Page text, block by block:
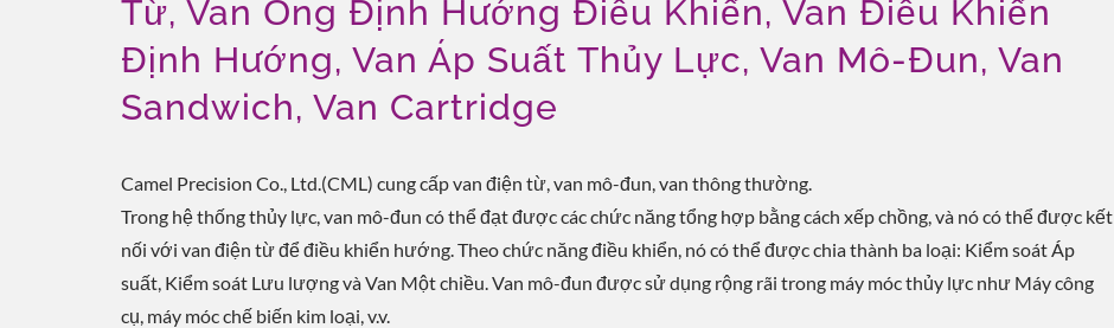
Từ, Van Ống Định Hướng Điều Khiển, Van Điều Khiển
Định Hướng, Van Áp Suất Thủy Lực, Van Mô-Đun, Van
Sandwich, Van Cartridge
Camel Precision Co., Ltd.(CML) cung cấp van điện từ, van mô-đun, van thông thường.
Trong hệ thống thủy lực, van mô-đun có thể đạt được các chức năng tổng hợp bằng cách xếp chồng, và nó có thể được kết
nối với van điện từ để điều khiển hướng. Theo chức năng điều khiển, nó có thể được chia thành ba loại: Kiểm soát Áp
suất, Kiểm soát Lưu lượng và Van Một chiều. Van mô-đun được sử dụng rộng rãi trong máy móc thủy lực như Máy công
cụ, máy móc chế biến kim loại, v.v.